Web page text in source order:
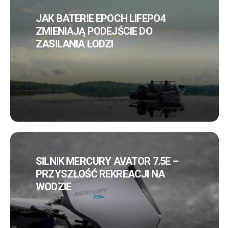
JAK BATERIE EPOCH LIFEPO4
ZMIENIAJĄ PODEJŚCIE DO
ZASILANIA ŁODZI
SILNIK MERCURY AVATOR 7.5E –
PRZYSZŁOŚĆ REKREACJI NA
WODZIE